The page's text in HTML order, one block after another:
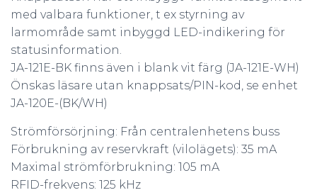
med valbara funktioner, t ex styrning av
larmområde samt inbyggd LED-indikering för
statusinformation.
JA-121E-BK finns även i blank vit färg (JA-121E-WH)
Önskas läsare utan knappsats/PIN-kod, se enhet
JA-120E-(BK/WH)
Strömförsörjning: Från centralenhetens buss
Förbrukning av reservkraft (vilolägets): 35 mA
Maximal strömförbrukning: 105 mA
RFID-frekvens: 125 kHz